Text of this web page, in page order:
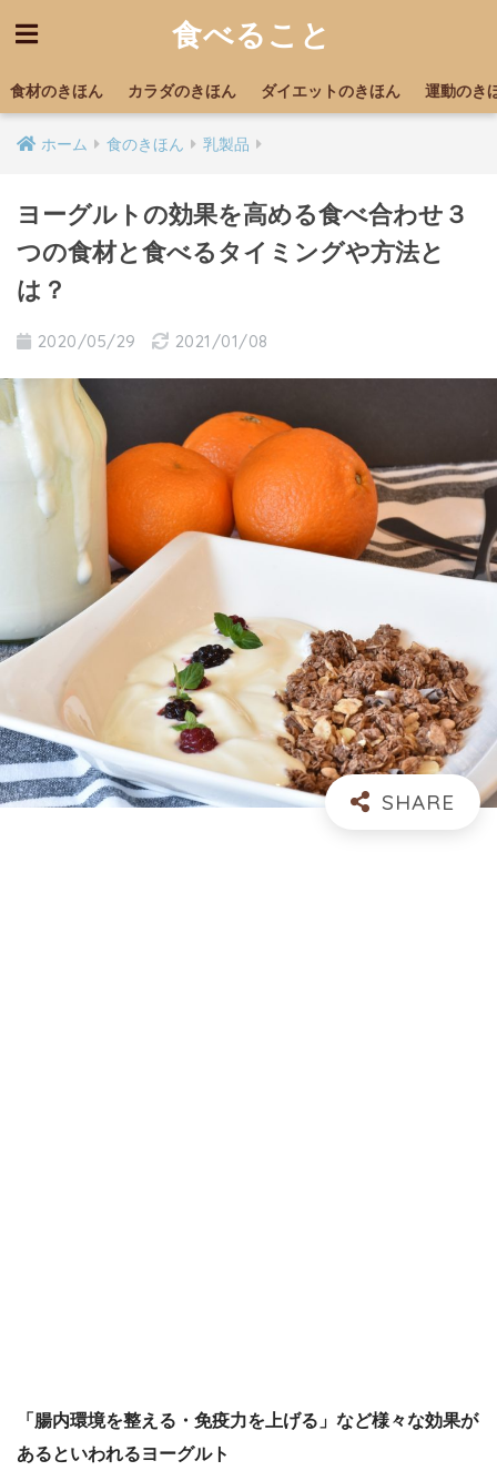
食べること
食材のきほん カラダのきほん ダイエットのきほん 運動のき
ホーム 食のきほん 乳製品
ヨーグルトの効果を高める食べ合わせ３
つの食材と食べるタイミングや方法と
は？
2020/05/29 2021/01/08
「腸内環境を整える・免疫力を上げる」など様々な効果が
あるといわれるヨーグルト